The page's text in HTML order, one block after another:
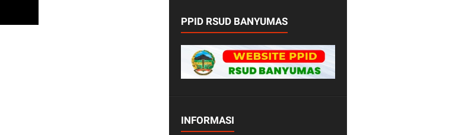
PPID RSUD BANYUMAS
INFORMASI